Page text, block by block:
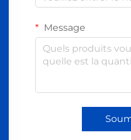
Message